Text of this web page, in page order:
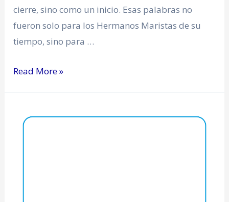
cierre, sino como un inicio. Esas palabras no
fueron solo para los Hermanos Maristas de su
tiempo, sino para …
Read More »